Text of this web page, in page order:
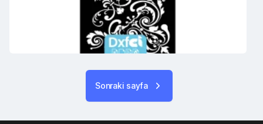
Sonraki sayfa